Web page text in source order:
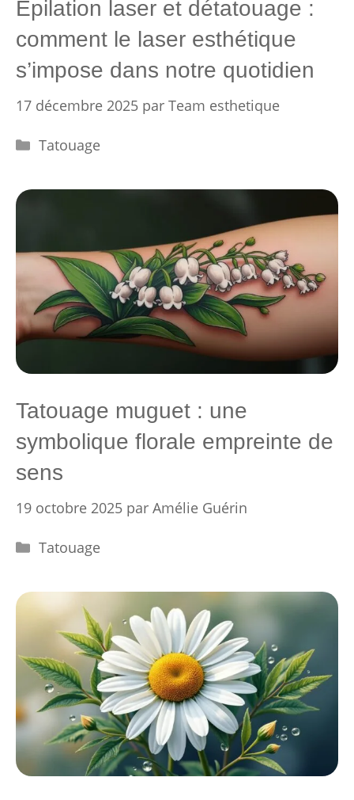
Épilation laser et détatouage :
comment le laser esthétique
s’impose dans notre quotidien
17 décembre 2025 par Team esthetique
Catégories
Tatouage
Tatouage muguet : une
symbolique florale empreinte de
sens
19 octobre 2025 par Amélie Guérin
Catégories
Tatouage